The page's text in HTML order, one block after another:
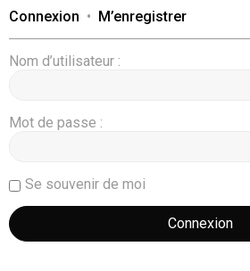
Connexion • M’enregistrer
Nom d’utilisateur :
Mot de passe :
Se souvenir de moi